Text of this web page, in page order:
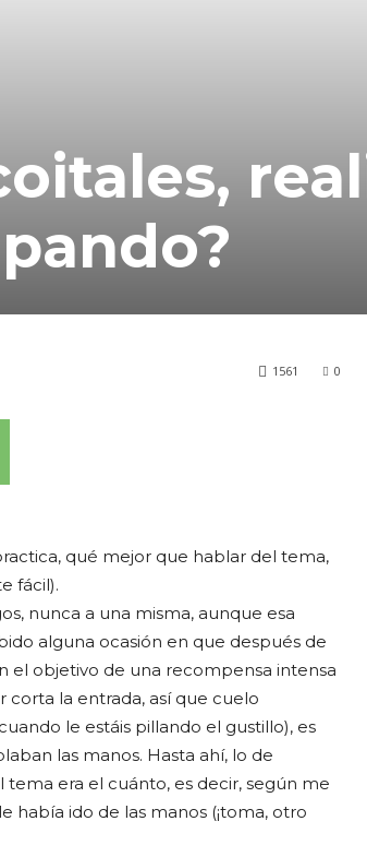
0
1561
qué mejor que hablar del tema,
fácil).
nunca a una misma, aunque esa
alguna ocasión en que después de
el objetivo de una recompensa intensa
corta la entrada, así que cuelo
le estáis pillando el gustillo), es
las manos. Hasta ahí, lo de
era el cuánto, es decir, según me
había ido de las manos (¡toma, otro